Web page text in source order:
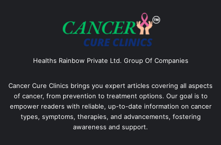
Healths Rainbow Private Ltd. Group Of Companies
Cancer Cure Clinics brings you expert articles covering all aspects
of cancer, from prevention to treatment options. Our goal is to
empower readers with reliable, up-to-date information on cancer
types, symptoms, therapies, and advancements, fostering
awareness and support.